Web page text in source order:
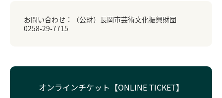
お問い合わせ：（公財）長岡市芸術文化振興財団
0258-29-7715
オンラインチケット 【ONLINE TICKET】